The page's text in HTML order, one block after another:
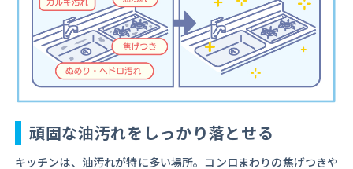
頑固な油汚れをしっかり落とせる
キッチンは、油汚れが特に多い場所。コンロまわりの焦げつきや